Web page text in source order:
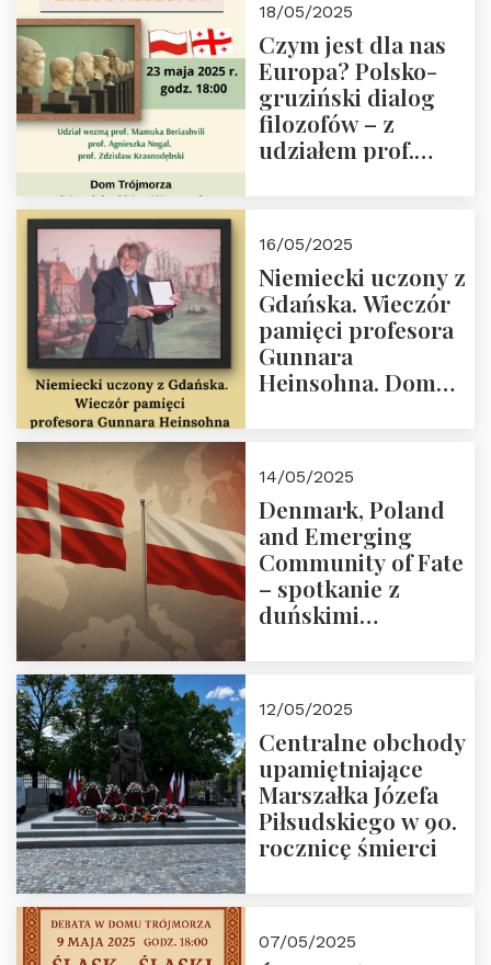
społeczny, członek
Kapituły Nagrody
im. Prezydenta
Lecha
Kaczyńskiego.
Wielki autorytet.
18/05/2025
Czym jest dla nas
Europa? Polsko-
gruziński dialog
filozofów – z
udziałem prof.
Dom Trójmorza 23
maja 2025 r. godz.
18:00.
16/05/2025
Niemiecki uczony z
Gdańska. Wieczór
pamięci profesora
Gunnara
Heinsohna. Dom
14/05/2025
Denmark, Poland
and Emerging
Community of Fate
– spotkanie z
duńskimi
12/05/2025
Centralne obchody
upamiętniające
Marszałka Józefa
Piłsudskiego w 90.
rocznicę śmierci
07/05/2025